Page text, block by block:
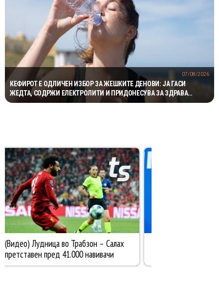
КЕФИРОТ Е ОДЛИЧЕН ИЗБОР ЗА ЖЕШКИТЕ ДЕНОВИ: ЈА ГАСИ
ЖЕДТА, СОДРЖИ ЕЛЕКТРОЛИТИ И ПРИДОНЕСУВА ЗА ЗДРАВА
ДИГЕСТИЈА
07/08/2026